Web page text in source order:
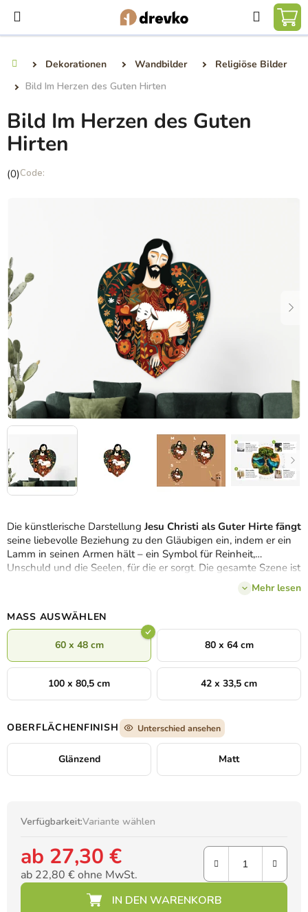
Inhalt
springen
Suchen
Dekorationen Wandbilder
Religiöse Bilder
Bild Im Herzen des Guten Hirten
Die künstlerische Darstellung Jesu Christi als Guter Hirte fängt
seine liebevolle Beziehung zu den Gläubigen ein, indem er ein
Lamm in seinen Armen hält – ein Symbol für Reinheit,
Unschuld und die Seelen, für die er sorgt. Die gesamte Szene ist
Mitgefühl
Jesu zum Ausdruck bringt, und wird durch Blumenmotive
ergänzt, die an die Schönheit der Schöpfung und die Fülle der
Gnade Gottes erinnern.
Mehr lesen
MASS AUSWÄHLEN
60 x 48 cm 80 x 64 cm
100 x 80,5 cm 42 x 33,5 cm
OBERFLÄCHENFINISH Unterschied ansehen
Glänzend Matt
Verfügbarkeit:Variante wählen
ab 27,30 €
ab 22,80 €ohne MwSt.
Verkaufspreis:
Bild Im Herzen des Guten
Hirten
Die
5
Sternen.
(0)